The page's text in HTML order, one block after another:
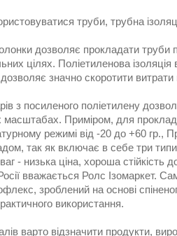
труби, трубна
дозволяє прокладати
цілях. Поліетиленова ізоляція
значно скоротити
з посиленого поліетилену
Приміром, для
режимі від -20 до +60 гр.,
так як включає в себе три типи
- низька ціна, хороша стійкість
вважається Ролс Ізомаркет.
зроблений на основі
використання.
варто відзначити продукти,